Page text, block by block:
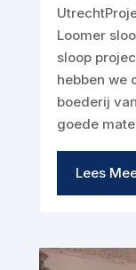
Loomer
sloop
hebben we
boederij
goede
Lees